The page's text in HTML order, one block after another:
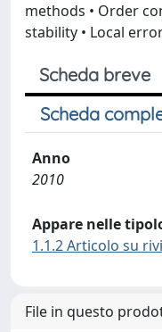
methods • Order
stability • Local
Scheda breve
Scheda
Anno
2010
Appare nelle
1.1.2 Articolo su
File in questo